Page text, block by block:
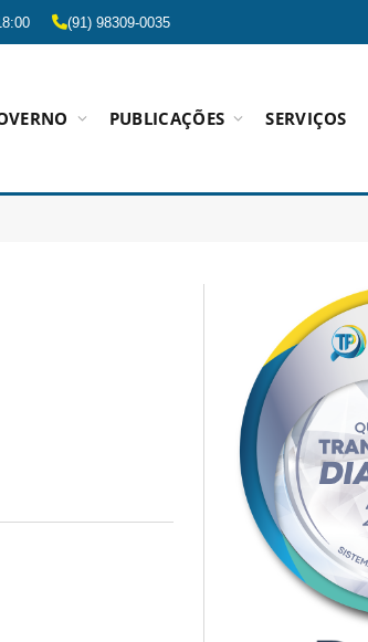
(91) 98309-0035
PUBLICAÇÕES SERVIÇOS